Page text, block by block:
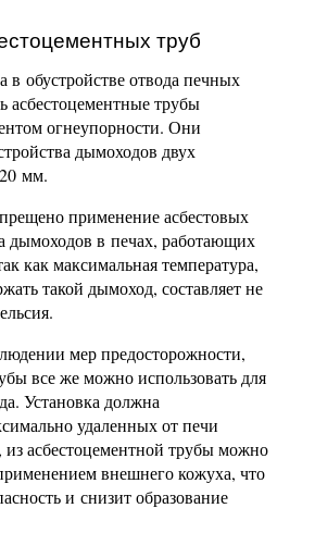
труб
в обустройстве отвода печных
асбестоцементные трубы
огнеупорности. Они
дымоходов двух
мм.
применение асбестовых
дымоходов в печах, работающих
как максимальная температура,
такой дымоход, составляет не
мер предосторожности,
все же можно использовать для
Установка должна
удаленных от печи
из асбестоцементной трубы можно
внешнего кожуха, что
и снизит образование